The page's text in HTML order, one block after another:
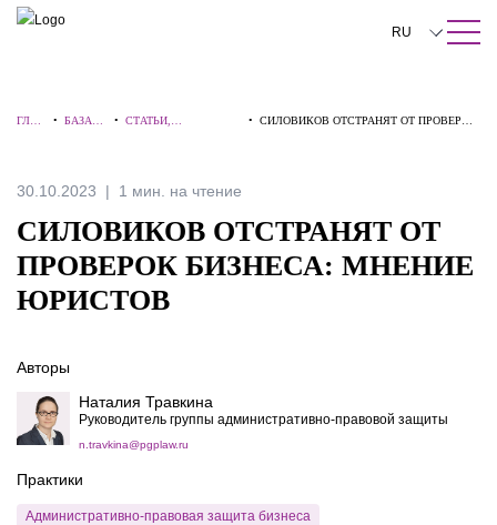
ПОИСК ПО САЙТУ Закрыть
RU
中文
Italiano
Português
ГЛАВ
•БАЗА
•СТАТЬИ,
•СИЛОВИКОВ ОТСТРАНЯТ ОТ ПРОВЕРОК
30.10.2023 1 мин. на чтение
СИЛОВИКОВ ОТСТРАНЯТ ОТ
ПРОВЕРОК БИЗНЕСА: МНЕНИЕ
ЮРИСТОВ
Авторы
Наталия Травкина
Руководитель группы административно-правовой защиты
n.travkina@pgplaw.ru
Практики
Административно-правовая защита бизнеса